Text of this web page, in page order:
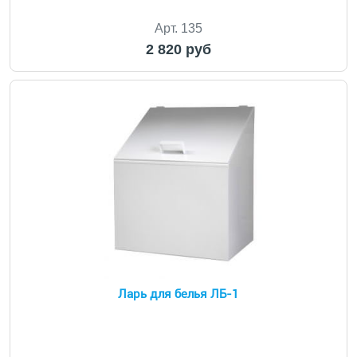
Арт. 135
2 820 руб
Ларь для белья ЛБ-1